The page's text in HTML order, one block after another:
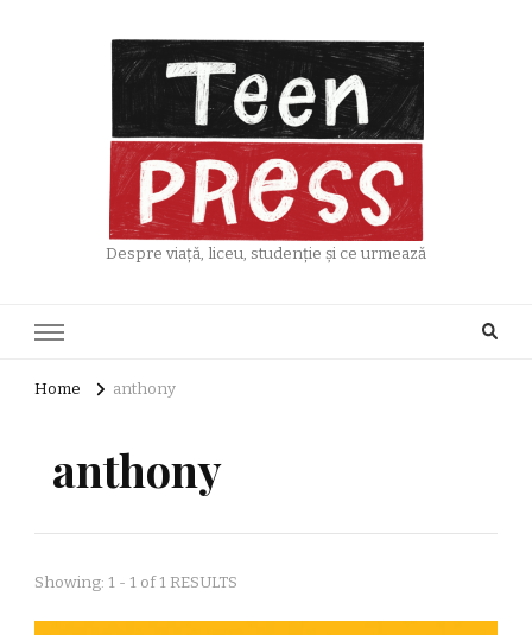
Despre viață, liceu, studenție și ce urmează
Home anthony
anthony
Showing: 1 - 1 of 1 RESULTS